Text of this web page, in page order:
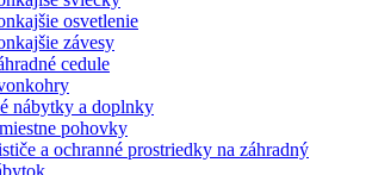
osvetlenie
závesy
cedule
nábytky a doplnky
pohovky
a ochranné prostriedky na záhradný